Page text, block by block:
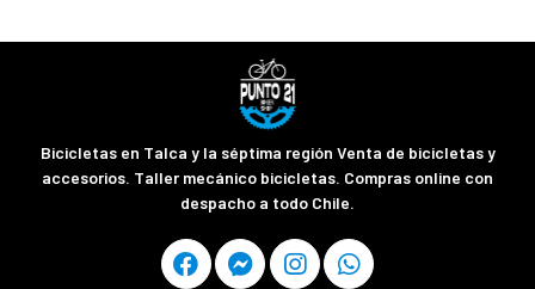
Bicicletas en Talca y la séptima región Venta de bicicletas y
accesorios. Taller mecánico bicicletas. Compras online con
despacho a todo Chile.